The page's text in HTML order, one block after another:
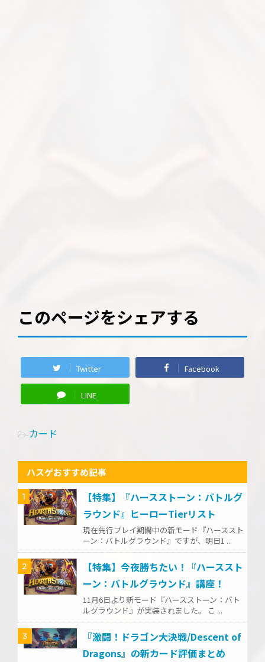
このページをシェアする
Twitter Facebook
LINE
-カード
ハスゲおすすめ記事
1
【特集】『ハースストーン：バトルグ
ラウンド』ヒーローTierリスト
現在先行プレイ期間中の新モード『ハーススト
ーン：バトルグラウンド』ですが、明日1 ...
2
【特集】今夜勝ちたい！『ハーススト
ーン：バトルグラウンド』講座！
11月6日より新モード『ハースストーン：バト
ルグラウンド』が実装されました。 こ ...
3
『激闘！ドラゴン大決戦/Descent of
Dragons』の新カード評価まとめ